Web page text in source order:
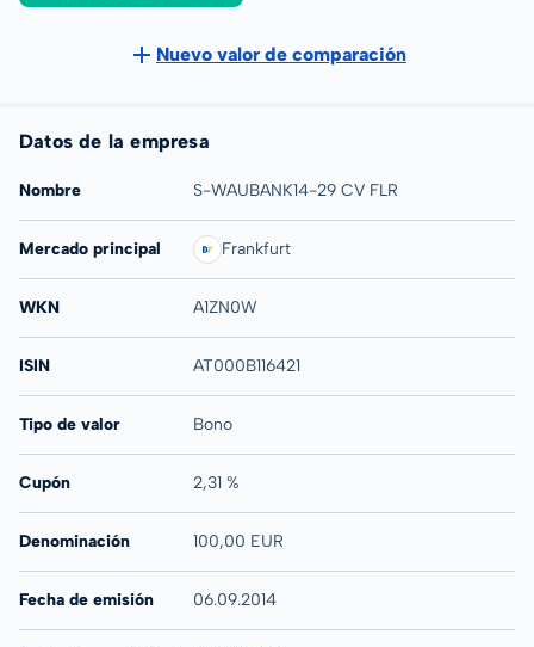
Nuevo valor de comparación
Datos de la empresa
Nombre S-WAUBANK14-29 CV FLR
Mercado principal Frankfurt
WKN A1ZN0W
ISIN AT000B116421
Tipo de valor Bono
Cupón 2,31 %
Denominación 100,00 EUR
Fecha de emisión 06.09.2014